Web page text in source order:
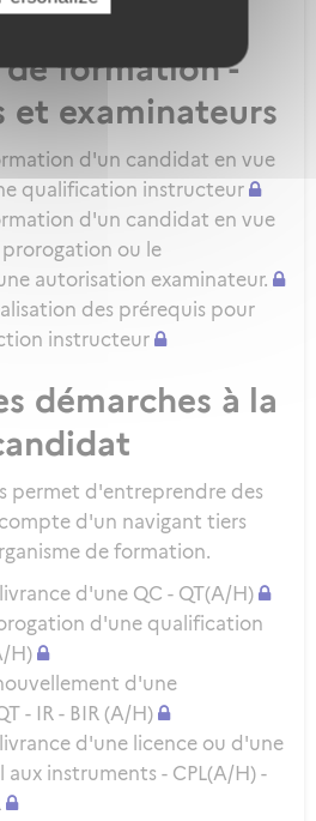
de niveau IRSE
formation -
et examinateurs
d'un candidat en vue
qualification instructeur
d'un candidat en vue
ou le
autorisation examinateur.
des prérequis pour
instructeur
démarches à la
permet d'entreprendre des
d'un navigant tiers
de formation.
d'une QC - QT(A/H)
d'une qualification
H)
d'une
- IR - BIR (A/H)
d'une licence ou d'une
instruments - CPL(A/H) -